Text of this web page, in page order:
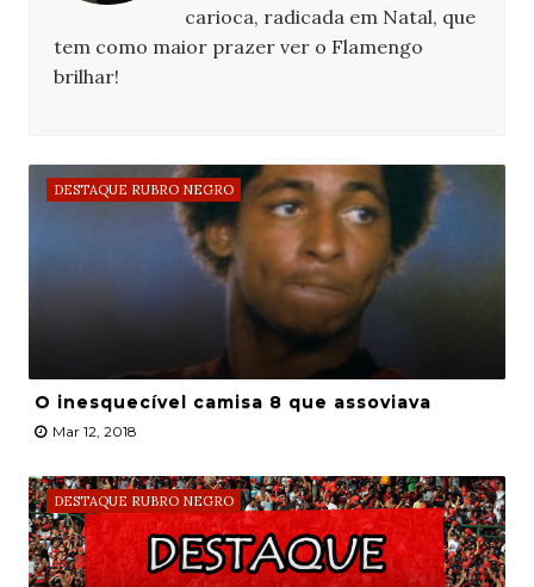
carioca, radicada em Natal, que
tem como maior prazer ver o Flamengo
brilhar!
DESTAQUE RUBRO NEGRO
O inesquecível camisa 8 que assoviava
Mar 12, 2018
DESTAQUE RUBRO NEGRO